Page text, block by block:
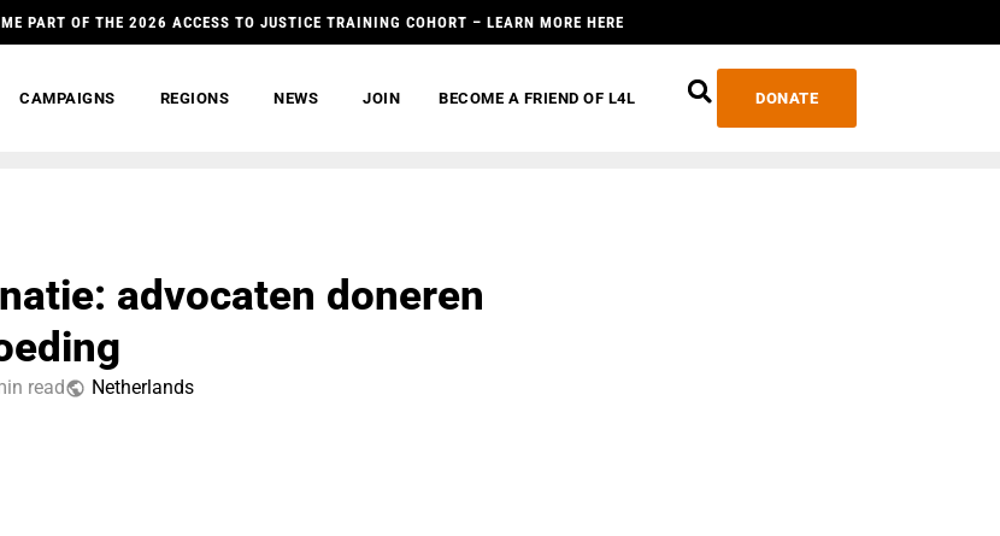
PART OF THE 2026 ACCESS TO JUSTICE TRAINING COHORT – LEARN MORE HERE
CAMPAIGNS REGIONS NEWS JOIN BECOME A FRIEND OF L4L DONATE
advocaten doneren
read Netherlands